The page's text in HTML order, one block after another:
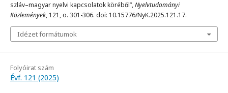
szláv–magyar nyelvi kapcsolatok köréből”,Nyelvtudományi
Közlemények, 121, o. 301-306. doi: 10.15776/NyK.2025.121.17.
Idézet formátumok
Folyóirat szám
Évf. 121 (2025)